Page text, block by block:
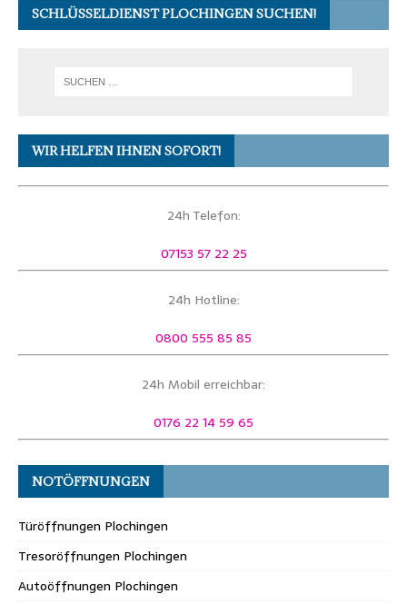
SCHLÜSSELDIENST PLOCHINGEN SUCHEN!
WIR HELFEN IHNEN SOFORT!
24h Telefon:
07153 57 22 25
24h Hotline:
0800 555 85 85
24h Mobil erreichbar:
0176 22 14 59 65
NOTÖFFNUNGEN
Türöffnungen Plochingen
Tresoröffnungen Plochingen
Autoöffnungen Plochingen